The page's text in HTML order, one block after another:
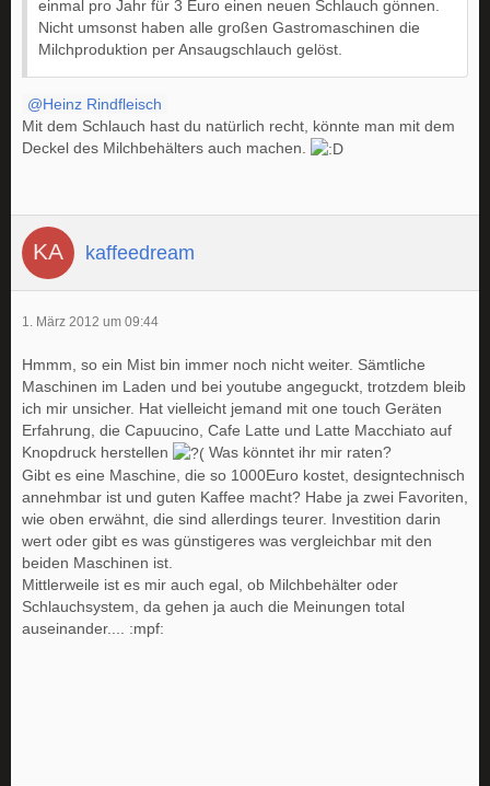
einmal pro Jahr für 3 Euro einen neuen Schlauch gönnen.
Nicht umsonst haben alle großen Gastromaschinen die
Milchproduktion per Ansaugschlauch gelöst.
Heinz Rindfleisch
Mit dem Schlauch hast du natürlich recht, könnte man mit dem
Deckel des Milchbehälters auch machen.
kaffeedream
1. März 2012 um 09:44
Hmmm, so ein Mist bin immer noch nicht weiter. Sämtliche
Maschinen im Laden und bei youtube angeguckt, trotzdem bleib
ich mir unsicher. Hat vielleicht jemand mit one touch Geräten
Erfahrung, die Capuucino, Cafe Latte und Latte Macchiato auf
Knopdruck herstellen
Was könntet ihr mir raten?
Gibt es eine Maschine, die so 1000Euro kostet, designtechnisch
annehmbar ist und guten Kaffee macht? Habe ja zwei Favoriten,
wie oben erwähnt, die sind allerdings teurer. Investition darin
wert oder gibt es was günstigeres was vergleichbar mit den
beiden Maschinen ist.
Mittlerweile ist es mir auch egal, ob Milchbehälter oder
Schlauchsystem, da gehen ja auch die Meinungen total
auseinander.... :mpf: